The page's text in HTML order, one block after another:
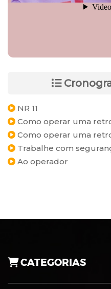
NR 11
Como operar uma
Como operar uma
Trabalhe com
Ao operador
CATEGORIAS